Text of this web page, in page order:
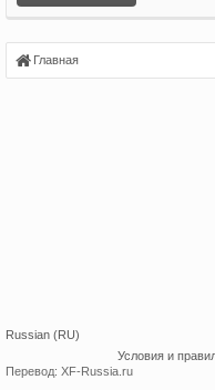
Главная
Russian (RU)
Условия и
Перевод: XF-Russia.ru